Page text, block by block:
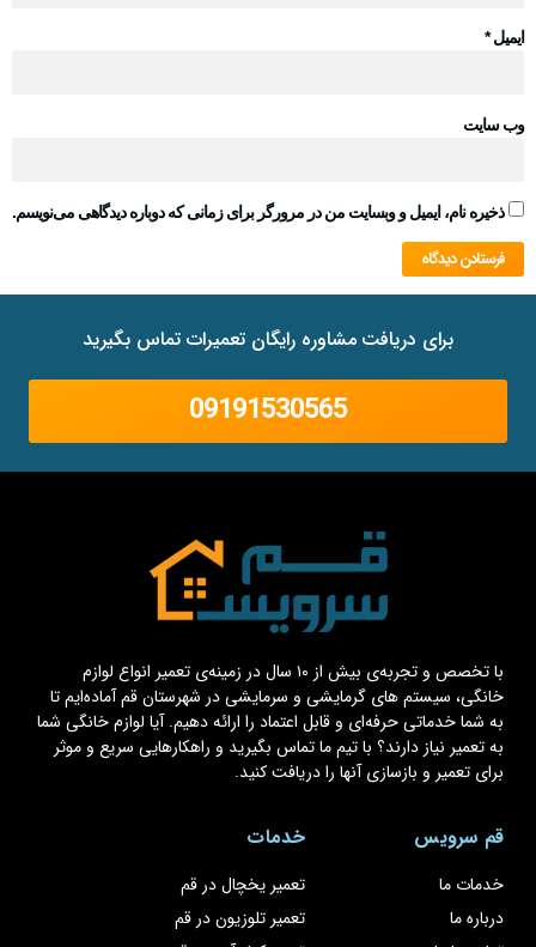
ایمیل*
وب‌ سایت
ذخیره نام، ایمیل و وبسایت من در مرورگر برای زمانی که دوباره دیدگاهی می‌نویسم.
برای دریافت مشاوره رایگان تعمیرات تماس بگیرید
09191530565
با تخصص و تجربه‌ی بیش از ۱۰ سال در زمینه‌ی تعمیر انواع لوازم
خانگی، سیستم های گرمایشی و سرمایشی در شهرستان قم آماده‌ایم تا
به شما خدماتی حرفه‌ای و قابل اعتماد را ارائه دهیم. آیا لوازم خانگی شما
به تعمیر نیاز دارند؟ با تیم ما تماس بگیرید و راهکارهایی سریع و موثر
برای تعمیر و بازسازی آنها را دریافت کنید.
قم سرویس
خدمات ما
درباره ما
خدمات
تعمیر یخچال در قم
تعمیر تلوزیون در قم